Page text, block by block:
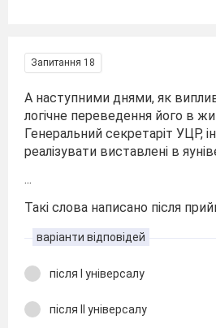
Запитання 18
А наступними днями, як
логічне переведення його в
Генеральний секретаріт УЦР,
реалізувати виставлені в
...
Такі слова написано після
варіанти відповідей
після І універсалу
після ІІ універсалу